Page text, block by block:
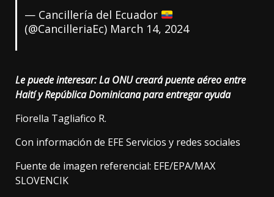
— Cancillería del Ecuador
(@CancilleriaEc) March 14, 2024
Le puede interesar:La ONU creará puente aéreo entre
Haití y República Dominicana para entregar ayuda
Fiorella Tagliafico R.
Con información de EFE Servicios y redes sociales
Fuente de imagen referencial: EFE/EPA/MAX
SLOVENCIK